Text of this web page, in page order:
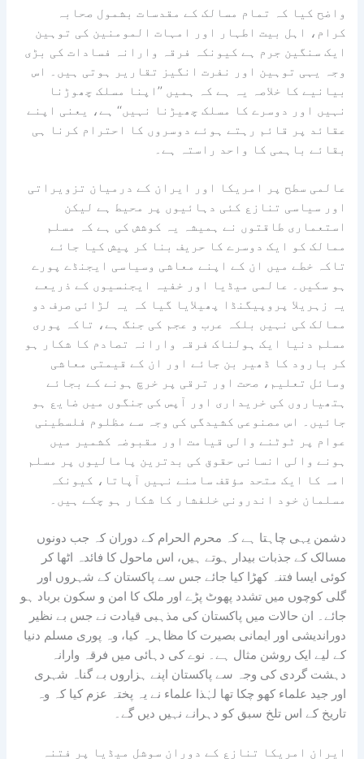
واضح کیا کہ تمام مسالک کے مقدسات بشمول صحابہ
کرام، اہل بیت اطہار اور امہات المومنین کی توہین
ایک سنگین جرم ہے کیونکہ فرقہ وارانہ فسادات کی بڑی
وجہ یہی توہین اور نفرت انگیز تقاریر ہوتی ہیں۔ اس
بیانیے کا خلاصہ یہ ہے کہ ہمیں ’’اپنا مسلک چھوڑنا
نہیں اور دوسرے کا مسلک چھیڑنا نہیں‘‘ ہے، یعنی اپنے
عقائد پر قائم رہتے ہوئے دوسروں کا احترام کرنا ہی
بقائے باہمی کا واحد راستہ ہے۔
عالمی سطح پر امریکا اور ایران کے درمیان تزویراتی
اور سیاسی تنازع کئی دہائیوں پر محیط ہے لیکن
استعماری طاقتوں نے ہمیشہ یہ کوشش کی ہے کہ مسلم
ممالک کو ایک دوسرے کا حریف بنا کر پیش کیا جائے
تاکہ خطے میں ان کے اپنے معاشی وسیاسی ایجنڈے پورے
ہو سکیں۔ عالمی میڈیا اور خفیہ ایجنسیوں کے ذریعے
یہ زہریلا پروپیگنڈا پھیلایا گیا کہ یہ لڑائی صرف دو
ممالک کی نہیں بلکہ عرب و عجم کی جنگ ہے، تاکہ پوری
مسلم دنیا ایک ہولناک فرقہ وارانہ تصادم کا شکار ہو
کر بارود کا ڈھیر بن جائے اور ان کے قیمتی معاشی
وسائل تعلیم، صحت اور ترقی پر خرچ ہونے کے بجائے
ہتھیاروں کی خریداری اور آپس کی جنگوں میں ضایع ہو
جائیں۔ اس مصنوعی کشیدگی کی وجہ سے مظلوم فلسطینی
عوام پر ٹوٹنے والی قیامت اور مقبوضہ کشمیر میں
ہونے والی انسانی حقوق کی بدترین پامالیوں پر مسلم
امہ کا ایک متحد مؤقف سامنے نہیں آپاتا، کیونکہ
مسلمان خود اندرونی خلفشار کا شکار ہو چکے ہیں۔
دشمن یہی چاہتا ہے کہ محرم الحرام کے دوران کہ جب دونوں
مسالک کے جذبات بیدار ہوتے ہیں، اس ماحول کا فائدہ اٹھا کر
کوئی ایسا فتنہ کھڑا کیا جائے جس سے پاکستان کے شہروں اور
گلی کوچوں میں تشدد پھوٹ پڑے اور ملک کا امن و سکون برباد ہو
جائے۔ ان حالات میں پاکستان کی مذہبی قیادت نے جس بے نظیر
دوراندیشی اور ایمانی بصیرت کا مظاہرہ کیا، وہ پوری مسلم دنیا
کے لیے ایک روشن مثال ہے۔ نوے کی دہائی میں فرقہ وارانہ
دہشت گردی کی وجہ سے پاکستان اپنے ہزاروں بے گناہ شہری
اور جید علماء کھو چکا تھا لہٰذا علماء نے یہ پختہ عزم کیا کہ وہ
تاریخ کے اس تلخ سبق کو دہرانے نہیں دیں گے۔